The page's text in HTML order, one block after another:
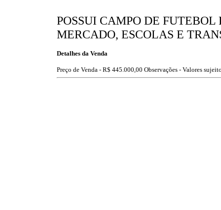
POSSUI CAMPO DE
MERCADO, ESCOLAS E
Detalhes da Venda
Preço de Venda - R$ 445.000,00 Observações - Valores